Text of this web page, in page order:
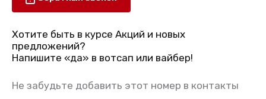
Хотите быть в курсе Акций и новых
предложений?
Напишите «да» в вотсап или вайбер!
Не забудьте добавить этот номер в контакты